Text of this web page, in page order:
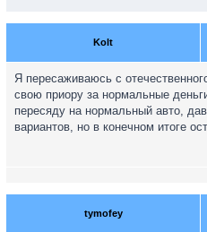
Kolt
Я пересаживаюсь с
свою приору за нормальные
пересяду на нормальный авто,
вариантов, но в конечном итоге
tymofey